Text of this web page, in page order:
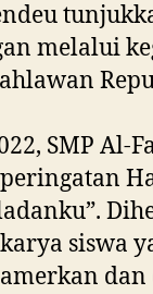
melalui
SMP Al-
siswa